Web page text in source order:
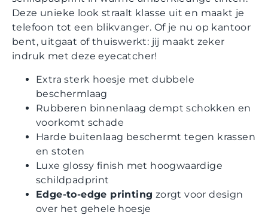
Deze unieke look straalt klasse uit en maakt je
telefoon tot een blikvanger. Of je nu op kantoor
bent, uitgaat of thuiswerkt: jij maakt zeker
indruk met deze eyecatcher!
Extra sterk hoesje met dubbele
beschermlaag
Rubberen binnenlaag dempt schokken en
voorkomt schade
Harde buitenlaag beschermt tegen krassen
en stoten
Luxe glossy finish met hoogwaardige
schildpadprint
Edge-to-edge printing zorgt voor design
over het gehele hoesje